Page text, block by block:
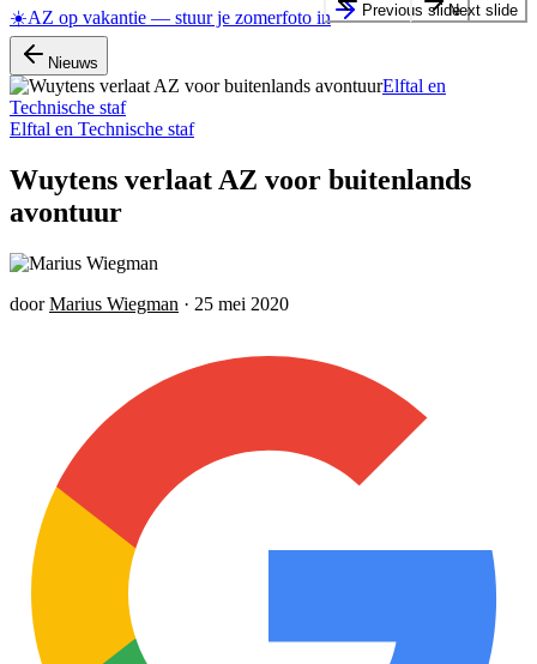
☀️AZ op vakantie — stuur je zomerfoto in
Nieuws
Elftal en
Technische staf
Elftal en Technische staf
Wuytens verlaat AZ voor buitenlands
avontuur
door Marius Wiegman · 25 mei 2020
Previous slideNext slide